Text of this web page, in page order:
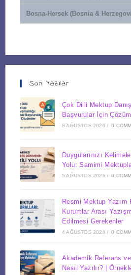
Bosna-Hersek (Bosnia &
Son Yazılar
Çok Dilli Mektup
Başvurular İçin
8 AĞUSTOS 2026 / 0
Duygularınızı
Yolu: Samimi
5 AĞUSTOS 2026 / 0
Resmi Mektup Yazım
Kurumlar Arası
Edilmesi Gerekenler
4 AĞUSTOS 2026 / 0
Akademik Referans
Nasıl Yazılır? |